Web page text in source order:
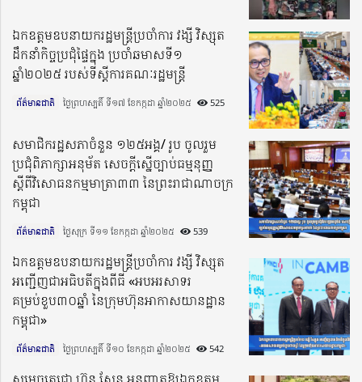
ឯកឧត្តមឧបនាយករដ្ឋមន្រ្តីប្រចាំការ វង្សី វិស្សុត
ដឹកនាំកិច្ចប្រជុំផ្ទៃក្នុង ប្រចាំឆមាសទី១
ឆ្នាំ២០២៥ របស់ទីស្តីការ​​គណៈរដ្ឋមន្រ្តី
ព័ត៌មានជាតិ ថ្ងៃព្រហស្បតិ៍ ទី១៧ ខែកក្កដា ឆ្នាំ២០២៥​ 525
សមាជិករដ្ឋសភាចំនួន ១២៥អង្គ/ រូប ចូលរួម
ប្រជុំពិភាក្សាអនុម័ត សេចក្តីស្នើច្បាប់ធម្មនុញ្ញ
ស្តីពីវិសោធនកម្មមាត្រា៣៣ នៃព្រះរាជាណាចក្រ
កម្ពុជា
ព័ត៌មានជាតិ ថ្ងៃសុក្រ ទី១១ ខែកក្កដា ឆ្នាំ២០២៥​ 539
ឯកឧត្ដមឧបនាយករដ្ឋមន្រ្តីប្រចាំការ វង្សី វិស្សុត
អញ្ជើញជាអធិបតីក្នុងពីធី «អបអរសាទរ
គម្រប់ខួប៣០ឆ្នាំ នៃក្រុមហ៊ុនអាកាសយានដ្ឋាន
កម្ពុជា»
ព័ត៌មានជាតិ ថ្ងៃព្រហស្បតិ៍ ទី១០ ខែកក្កដា ឆ្នាំ២០២៥​ 542